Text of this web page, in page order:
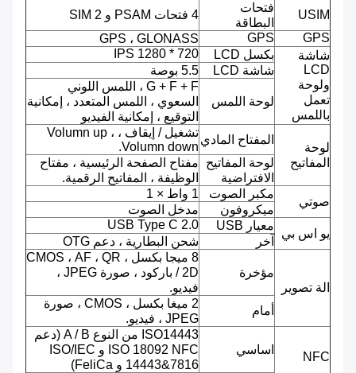
USIM
فتحات
البطاقة
4 فتحات PSAM و 2 SIM
GPS
GPS
GPS ، GLONASS
شاشة
LCD
ولوحة
تعمل
باللمس
بكسل LCD
720 * 1280 IPS
شاشة LCD
5.5 بوصة
لوحة اللمس
G + F + F ، اللمس اللوني
السعوي ، اللمس المتعدد ، إمكانية
التوقيع ، إمكانية الفيديو
لوحة
المفاتيح
المفتاح المادي
تشغيل / إيقاف ، Volumn up ،
Volumn down.
لوحة المفاتيح
الافتراضية
مفتاح الصفحة الرئيسية ، مفتاح
الوظيفة ، المفاتيح الرقمية.
صوتي
مكبر الصوت
1 واط × 1
ميكروفون
مدخل الصوت
يو اس بي
معيار USB
USB Type C 2.0
آخر
شحن البطارية ، دعم OTG
الة تصوير
مؤخرة
8 ميجا بكسل ، CMOS ، AF ، QR
/ 2D باركود ، صورة JPEG ،
فيديو.
أمام
2 ميغا بكسل ، CMOS ، صورة
JPEG ، فيديو.
NFC
اساسي
ISO14443 من النوع A / B (دعم
ISO 18092 NFC و ISO/IEC
14443&7816 و FeliCa)